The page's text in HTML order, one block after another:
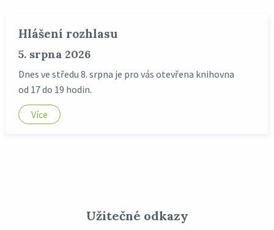
Hlášení rozhlasu
5. srpna 2026
Dnes ve středu 8. srpna je pro vás otevřena knihovna
od 17 do 19 hodin.
Více
Užitečné odkazy